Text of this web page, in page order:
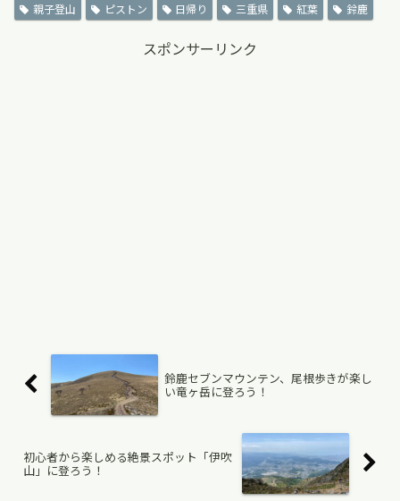
親子登山
ピストン 日帰り 三重県 紅葉 鈴鹿
スポンサーリンク
鈴鹿セブンマウンテン、尾根歩きが楽し
い竜ヶ岳に登ろう！
初心者から楽しめる絶景スポット「伊吹
山」に登ろう！